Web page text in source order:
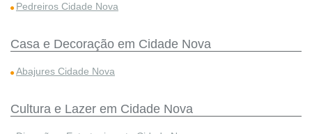
Pedreiros Cidade Nova
Casa e Decoração em Cidade Nova
Abajures Cidade Nova
Cultura e Lazer em Cidade Nova